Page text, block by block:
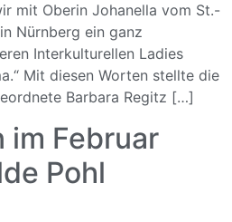
mit Oberin Johanella vom St.-
Nürnberg ein ganz
Interkulturellen Ladies
Mit diesen Worten stellte die
Barbara Regitz […]
im Februar
Pohl